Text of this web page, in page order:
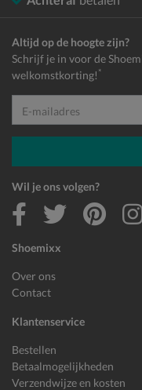
Shoemixx
Over ons
Contact
Klantenservice
Bestellen
Betaalmogelijkheden
Verzendwijze en kosten
Altijd op de hoogte zijn?
Schrijf je in voor de
welkomstkorting! *
E-mailadres
Wil je ons volgen?